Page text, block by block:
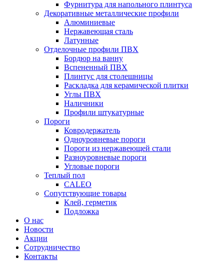
Фурнитура для напольного плинтуса
Декоративные металлические профили
Алюминиевые
Нержавеющая сталь
Латунные
Отделочные профили ПВХ
Бордюр на ванну
Вспененный ПВХ
Плинтус для столешницы
Раскладка для керамической плитки
Углы ПВХ
Наличники
Профили штукатурные
Пороги
Ковродержатель
Одноуровневые пороги
Пороги из нержавеющей стали
Разноуровневые пороги
Угловые пороги
Теплый пол
CALEO
Сопутствующие товары
Клей, герметик
Подложка
О нас
Новости
Акции
Сотрудничество
Контакты